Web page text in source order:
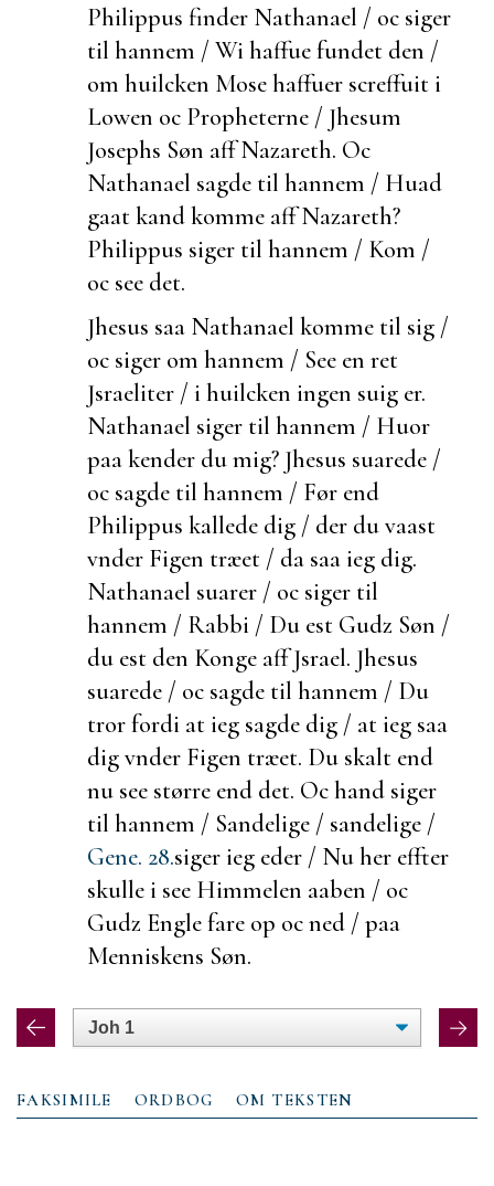
Philippus finder Nathanael / oc siger
til hannem / Wi haffue fundet den /
om huilcken Mose haffuer screffuit i
Lowen oc Propheterne / Jhesum
Josephs Søn aff Nazareth. Oc
Nathanael sagde til hannem / Huad
gaat kand komme aff Nazareth?
Philippus siger til hannem / Kom /
oc see det.
Jhesus saa Nathanael komme til sig /
oc siger om hannem / See en ret
Jsraeliter / i huilcken ingen suig er.
Nathanael siger til hannem / Huor
paa kender du mig? Jhesus suarede /
oc sagde til hannem / Før end
Philippus kallede dig / der duvaast
vnder Figen træet / da saa ieg dig.
Nathanael suarer / oc siger til
hannem / Rabbi / Du est Gudz Søn /
du est den Konge aff Jsrael. Jhesus
suarede / oc sagde til hannem / Du
tror fordi at ieg sagde dig / at ieg saa
dig vnder Figen træet. Du skalt end
nu see større end det. Oc hand siger
til hannem / Sandelige / sandelige /
Gene. 28.siger ieg eder / Nu her effter
skulle i see Himmelen aaben / oc
Gudz Englefare op oc ned / paa
Menniskens Søn.
FAKSIMILE ORDBOG OM TEKSTEN